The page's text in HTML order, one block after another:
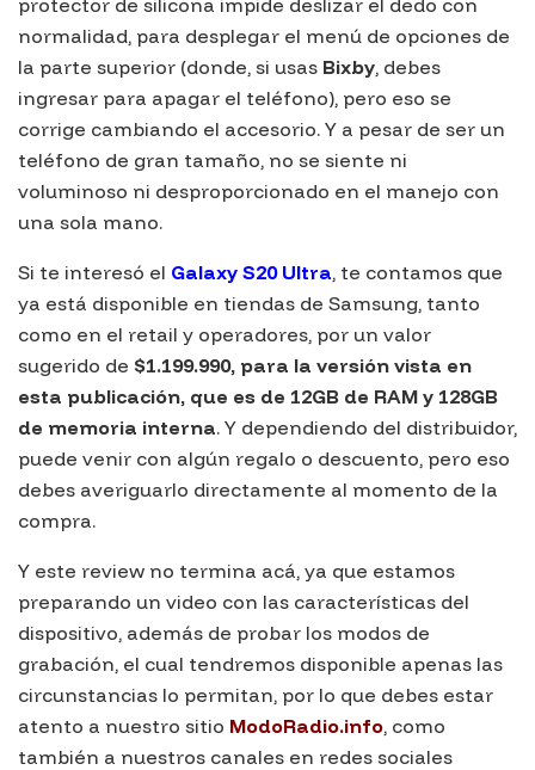
normalidad, para desplegar el menú de opciones de
la parte superior (donde, si usas Bixby, debes
ingresar para apagar el teléfono), pero eso se
corrige cambiando el accesorio. Y a pesar de ser un
teléfono de gran tamaño, no se siente ni
voluminoso ni desproporcionado en el manejo con
una sola mano.
Si te interesó el Galaxy S20 Ultra, te contamos que
ya está disponible en tiendas de Samsung, tanto
como en el retail y operadores, por un valor
sugerido de $1.199.990, para la versión vista en
esta publicación, que es de 12GB de RAM y 128GB
de memoria interna. Y dependiendo del distribuidor,
puede venir con algún regalo o descuento, pero eso
debes averiguarlo directamente al momento de la
compra.
Y este review no termina acá, ya que estamos
preparando un video con las características del
dispositivo, además de probar los modos de
grabación, el cual tendremos disponible apenas las
circunstancias lo permitan, por lo que debes estar
atento a nuestro sitio ModoRadio.info, como
también a nuestros canales en redes sociales